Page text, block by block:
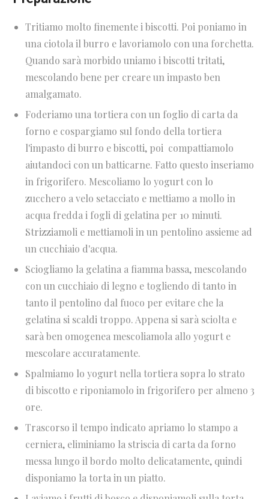
Tritiamo molto finemente i biscotti. Poi poniamo in
una ciotola il burro e lavoriamolo con una forchetta.
Quando sarà morbido uniamo i biscotti tritati,
mescolando bene per creare un impasto ben
amalgamato.
Foderiamo una tortiera con un foglio di carta da
forno e cospargiamo sul fondo della tortiera
l'impasto di burro e biscotti, poi compattiamolo
aiutandoci con un batticarne. Fatto questo inseriamo
in frigorifero. Mescoliamo lo yogurt con lo
zucchero a velo setacciato e mettiamo a mollo in
acqua fredda i fogli di gelatina per 10 minuti.
Strizziamoli e mettiamoli in un pentolino assieme ad
un cucchiaio d'acqua.
Sciogliamo la gelatina a fiamma bassa, mescolando
con un cucchiaio di legno e togliendo di tanto in
tanto il pentolino dal fuoco per evitare che la
gelatina si scaldi troppo. Appena si sarà sciolta e
sarà ben omogenea mescoliamola allo yogurt e
mescolare accuratamente.
Spalmiamo lo yogurt nella tortiera sopra lo strato
di biscotto e riponiamolo in frigorifero per almeno 3
ore.
Trascorso il tempo indicato apriamo lo stampo a
cerniera, eliminiamo la striscia di carta da forno
messa lungo il bordo molto delicatamente, quindi
disponiamo la torta in un piatto.